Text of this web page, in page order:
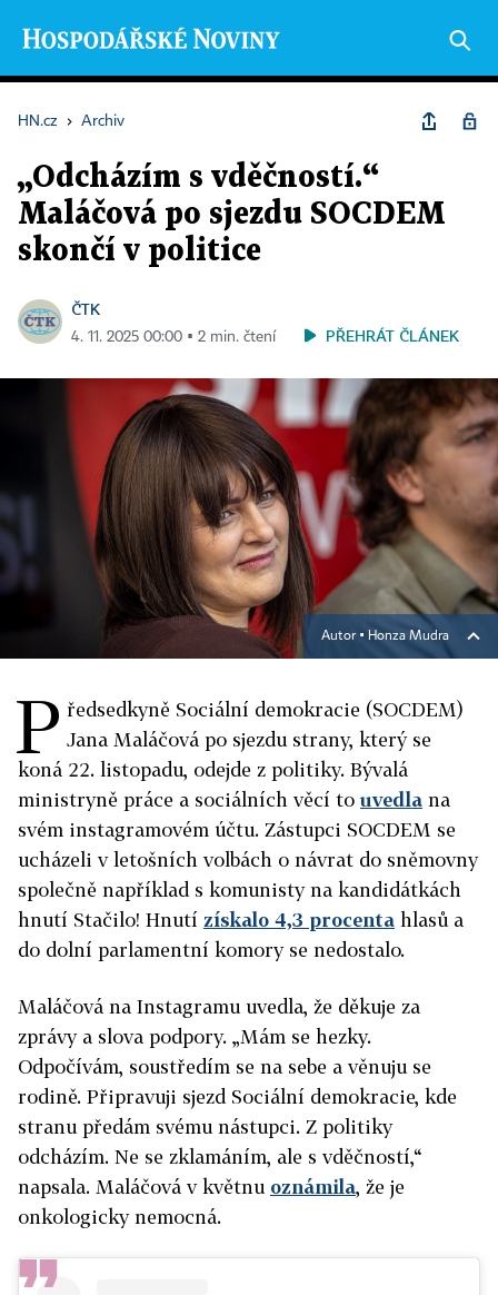
HN.cz › Archiv
„Odcházím s vděčností.“
Maláčová po sjezdu SOCDEM
skončí v politice
ČTK
4. 11. 2025 00:00 ▪ 2 min. čtení PŘEHRÁT ČLÁNEK
Autor ▪ Honza Mudra
P ředsedkyně Sociální demokracie (SOCDEM)
Jana Maláčová po sjezdu strany, který se
koná 22. listopadu, odejde z politiky. Bývalá
ministryně práce a sociálních věcí touvedla na
svém instagramovém účtu. Zástupci SOCDEM se
ucházeli v letošních volbách o návrat do sněmovny
společně například s komunisty na kandidátkách
hnutí Stačilo! Hnutí získalo 4,3 procenta hlasů a
do dolní parlamentní komory se nedostalo.
Maláčová na Instagramu uvedla, že děkuje za
zprávy a slova podpory. „Mám se hezky.
Odpočívám, soustředím se na sebe a věnuju se
rodině. Připravuji sjezd Sociální demokracie, kde
stranu předám svému nástupci. Z politiky
odcházím. Ne se zklamáním, ale s vděčností,“
napsala. Maláčová v květnu oznámila, že je
onkologicky nemocná.